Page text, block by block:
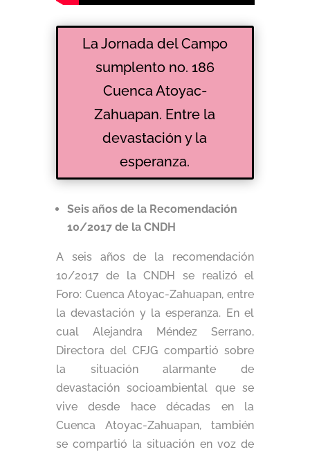
La Jornada del Campo
sumplento no. 186
Cuenca Atoyac-
Zahuapan. Entre la
devastación y la
esperanza.
Seis años de la Recomendación
10/2017 de la CNDH
A seis años de la recomendación
10/2017 de la CNDH se realizó el
Foro: Cuenca Atoyac-Zahuapan, entre
la devastación y la esperanza. En el
cual Alejandra Méndez Serrano,
Directora del CFJG compartió sobre
la situación alarmante de
devastación socioambiental que se
vive desde hace décadas en la
Cuenca Atoyac-Zahuapan, también
se compartió la situación en voz de